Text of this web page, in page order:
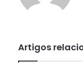
Artigos